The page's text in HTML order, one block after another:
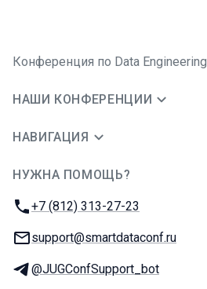
Конференция по Data Engineering
НАШИ КОНФЕРЕНЦИИ
НАВИГАЦИЯ
НУЖНА ПОМОЩЬ?
Телефон:
+7 (812) 313-27-23
E-mail:
support@smartdataconf.ru
Телеграм:
@JUGConfSupport_bot